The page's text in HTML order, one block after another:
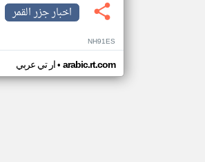
اخبار جزر القمر
NH91ES
ار تي عربي• arabic.rt.com